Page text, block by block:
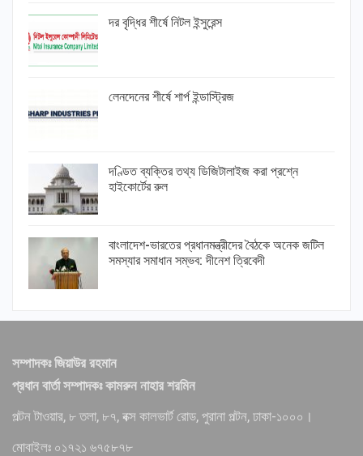
দর বৃদ্ধির শীর্ষে নিটল ইন্সুরেন্স
লেনদেনের শীর্ষে শার্প ইন্ডাস্ট্রিজ
দণ্ডিত ব্যক্তির তথ্য ডিজিটালাইজ করা প্রশ্নে
হাইকোর্টের রুল
বাংলাদেশ-ভারতের প্রধানমন্ত্রীদের বৈঠকে অনেক জটিল
সমস্যার সমাধান সম্ভব: দীনেশ ত্রিবেদী
সম্পাদকঃ জিয়াউর রহমান
প্রধান বার্তা সম্পাদকঃ কামরুন নাহার শরমিন
পল্টন টাওয়ার, ৮ তলা, ৮৭, বক্স কালভার্ট রোড, পুরানা পল্টন, ঢাকা-১০০০।
মোবাইলঃ ০১৭২১ ৬৭৫৮৭৮